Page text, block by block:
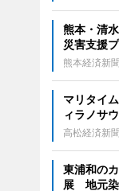
熊本・清
災害支援
熊本経済新聞
マリタイ
ィラノサ
高松経済新聞
東浦和の
展 地元染